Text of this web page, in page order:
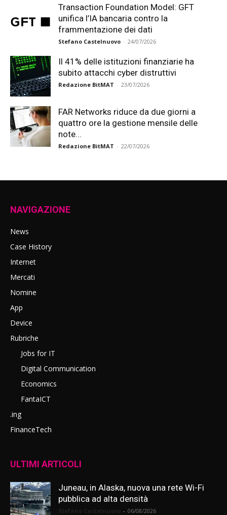
Transaction Foundation Model: GFT
unifica l’IA bancaria contro la
frammentazione dei dati
Stefano Castelnuovo - 24/07/2026
Il 41% delle istituzioni finanziarie ha
subito attacchi cyber distruttivi
Redazione BitMAT - 23/07/2026
FAR Networks riduce da due giorni a
quattro ore la gestione mensile delle
note...
Redazione BitMAT - 22/07/2026
NAVIGAZIONE
News
Case History
Internet
Mercati
Nomine
App
Device
Rubriche
Jobs for IT
Digital Communication
Economics
FantaICT
.ing
FinanceTech
ULTIMI ARTICOLI
Juneau, in Alaska, nuova una rete Wi-Fi
pubblica ad alta densità
- 06/08/2026